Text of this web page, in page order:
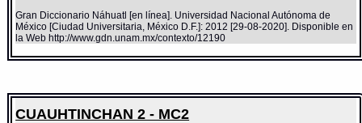
Gran Diccionario Náhuatl [en línea]. Universidad Nacional Autónoma de
México [Ciudad Universitaria, México D.F.]: 2012 [29-08-2020]. Disponible en
la Web http://www.gdn.unam.mx/contexto/12190
CUAUHTINCHAN 2 - MC2